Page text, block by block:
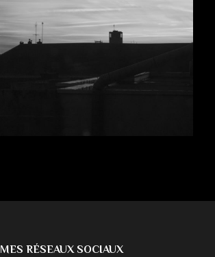
MES RÉSEAUX SOCIAUX